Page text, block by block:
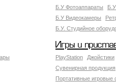
Б.У Фотоаппараты
Б.У Видеокамеры
Б.У. Студийное
Игры и
PlayStation Джойстики
Сувенирная продукция
Портативные игровые